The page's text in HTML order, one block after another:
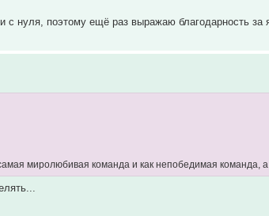
нуля, поэтому ещё раз выражаю благодарность за
миролюбивая команда и как непобедимая команда,